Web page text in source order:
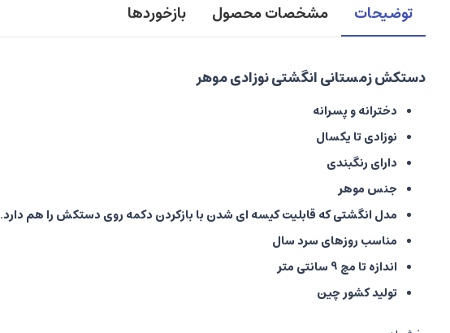
توضیحات مشخصات محصول بازخوردها
دستکش زمستانی انگشتی نوزادی موهر
دخترانه و پسرانه
نوزادی تا یکسال
دارای رنگبندی
جنس موهر
مدل انگشتی که قابلیت کیسه ای شدن با بازکردن دکمه روی دستکش را هم دارد.
مناسب روزهای سرد سال
اندازه تا مچ 9 سانتی متر
تولید کشور چین